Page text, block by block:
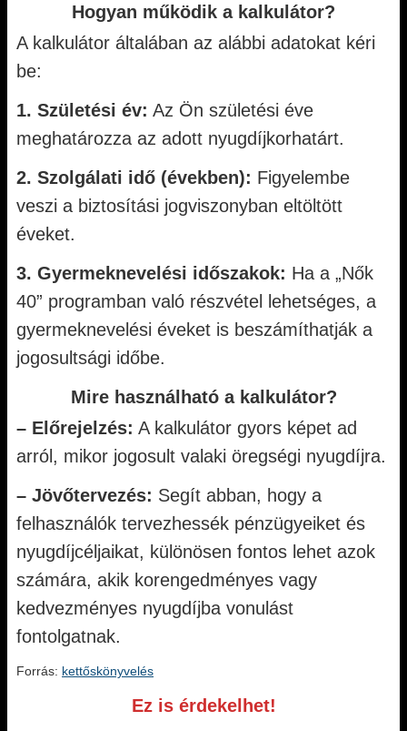
Hogyan működik a kalkulátor?
A kalkulátor általában az alábbi adatokat kéri
be:
1. Születési év: Az Ön születési éve
meghatározza az adott nyugdíjkorhatárt.
2. Szolgálati idő (években): Figyelembe
veszi a biztosítási jogviszonyban eltöltött
éveket.
3. Gyermeknevelési időszakok: Ha a „Nők
40” programban való részvétel lehetséges, a
gyermeknevelési éveket is beszámíthatják a
jogosultsági időbe.
Mire használható a kalkulátor?
– Előrejelzés: A kalkulátor gyors képet ad
arról, mikor jogosult valaki öregségi nyugdíjra.
– Jövőtervezés: Segít abban, hogy a
felhasználók tervezhessék pénzügyeiket és
nyugdíjcéljaikat, különösen fontos lehet azok
számára, akik korengedményes vagy
kedvezményes nyugdíjba vonulást
fontolgatnak.
Forrás: kettőskönyvelés
Ez is érdekelhet!